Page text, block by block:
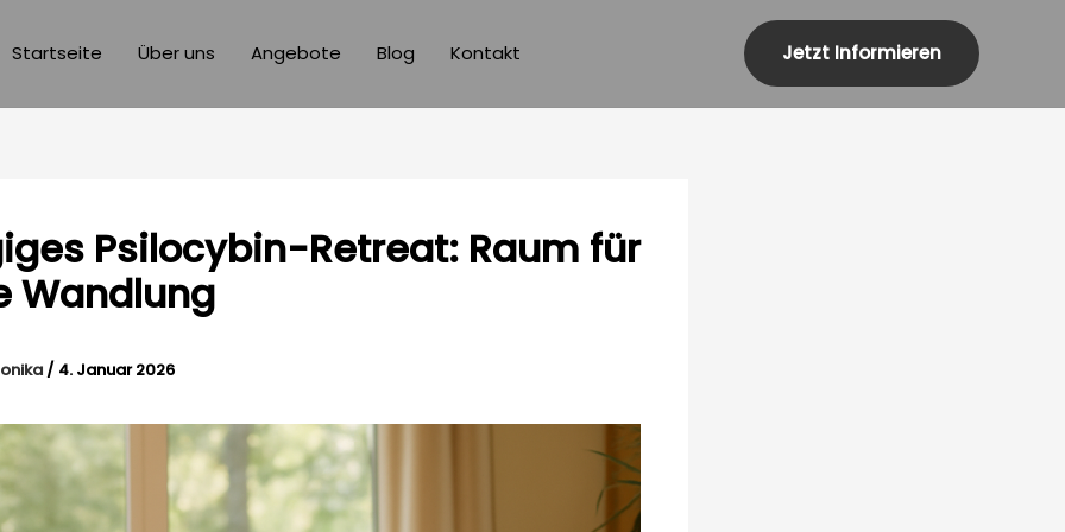
Startseite Über uns Angebote Blog Kontakt Jetzt Informieren
Psilocybin-Retreat: Raum für
Wandlung
/ 4. Januar 2026